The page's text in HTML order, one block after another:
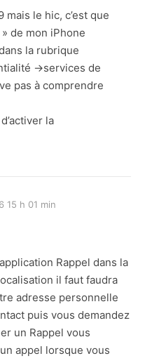
le hic, c’est que
» de mon iPhone
la rubrique
->services de
pas à comprendre
la
15 h 01 min
Rappel dans la
il faut faudra
adresse personnelle
puis vous demandez
un Rappel vous
appel lorsque vous